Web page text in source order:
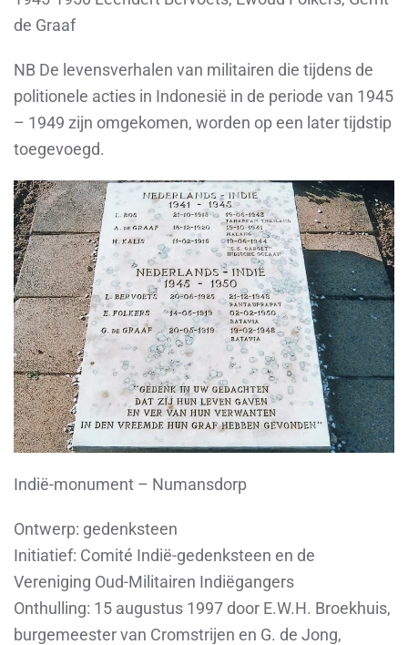
de Graaf
NB De levensverhalen van militairen die tijdens de
politionele acties in Indonesië in de periode van 1945
– 1949 zijn omgekomen, worden op een later tijdstip
toegevoegd.
Indië-monument – Numansdorp
Ontwerp: gedenksteen
Initiatief: Comité Indië-gedenksteen en de
Vereniging Oud-Militairen Indiëgangers
Onthulling: 15 augustus 1997 door E.W.H. Broekhuis,
burgemeester van Cromstrijen en G. de Jong,